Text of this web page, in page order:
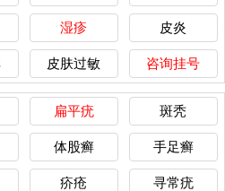
湿疹 皮炎
皮肤过敏 咨询挂号
扁平疣 斑秃
体股癣 手足癣
疥疮 寻常疣